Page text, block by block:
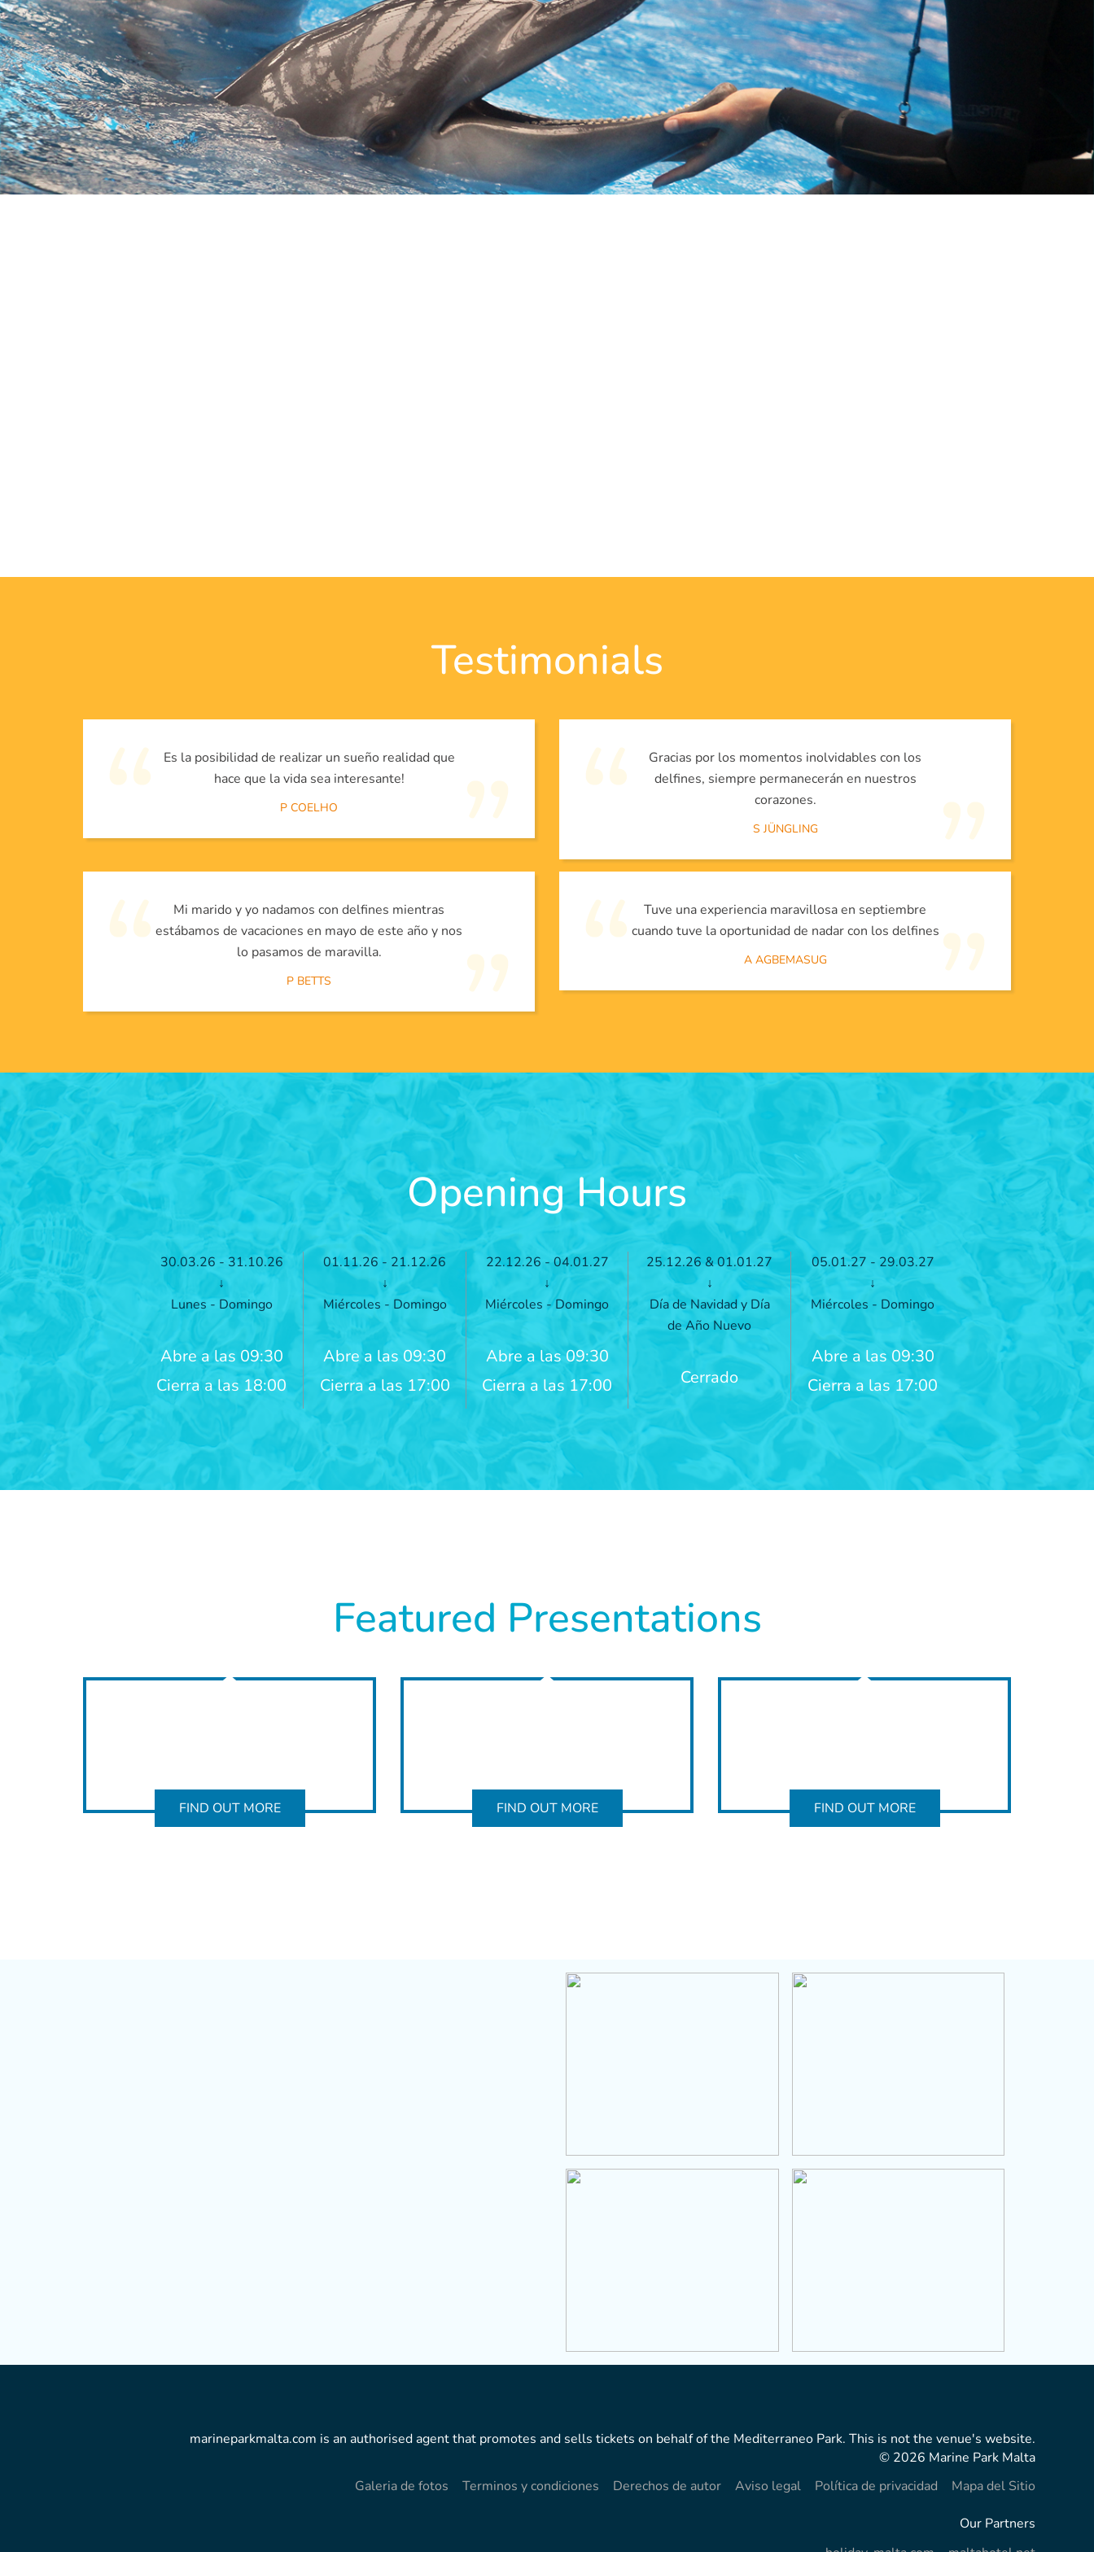
Testimonials
Es la posibilidad de realizar un sueño realidad que
hace que la vida sea interesante!
P COELHO
Gracias por los momentos inolvidables con los
delfines, siempre permanecerán en nuestros
corazones.
S JÜNGLING
Mi marido y yo nadamos con delfines mientras
estábamos de vacaciones en mayo de este año y nos
lo pasamos de maravilla.
P BETTS
Tuve una experiencia maravillosa en septiembre
cuando tuve la oportunidad de nadar con los delfines
A AGBEMASUG
Opening Hours
30.03.26 - 31.10.26
↓
Lunes - Domingo
Abre a las 09:30
Cierra a las 18:00
01.11.26 - 21.12.26
↓
Miércoles - Domingo
Abre a las 09:30
Cierra a las 17:00
22.12.26 - 04.01.27
↓
Miércoles - Domingo
Abre a las 09:30
Cierra a las 17:00
25.12.26 & 01.01.27
↓
Día de Navidad y Día
de Año Nuevo
Cerrado
05.01.27 - 29.03.27
↓
Miércoles - Domingo
Abre a las 09:30
Cierra a las 17:00
Featured Presentations
FIND OUT MORE FIND OUT MORE FIND OUT MORE
marineparkmalta.com is an authorised agent that promotes and sells tickets on behalf of the Mediterraneo Park. This is not the venue's website.
© 2026 Marine Park Malta
Galeria de fotos
Terminos y condiciones Derechos de autor Aviso legal Política de privacidad Mapa del Sitio
Our Partners